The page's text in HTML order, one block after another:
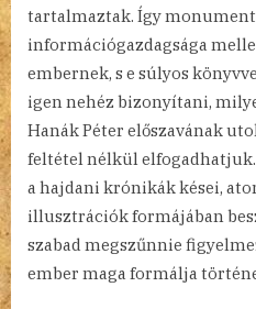
tartalmaztak. Így
információgazdagsága
embernek, s e súlyos
igen nehéz bizonyítani,
Hanák Péter előszavának
feltétel nélkül
a hajdani krónikák kései,
illusztrációk formájában
szabad megszűnnie
ember maga formálja